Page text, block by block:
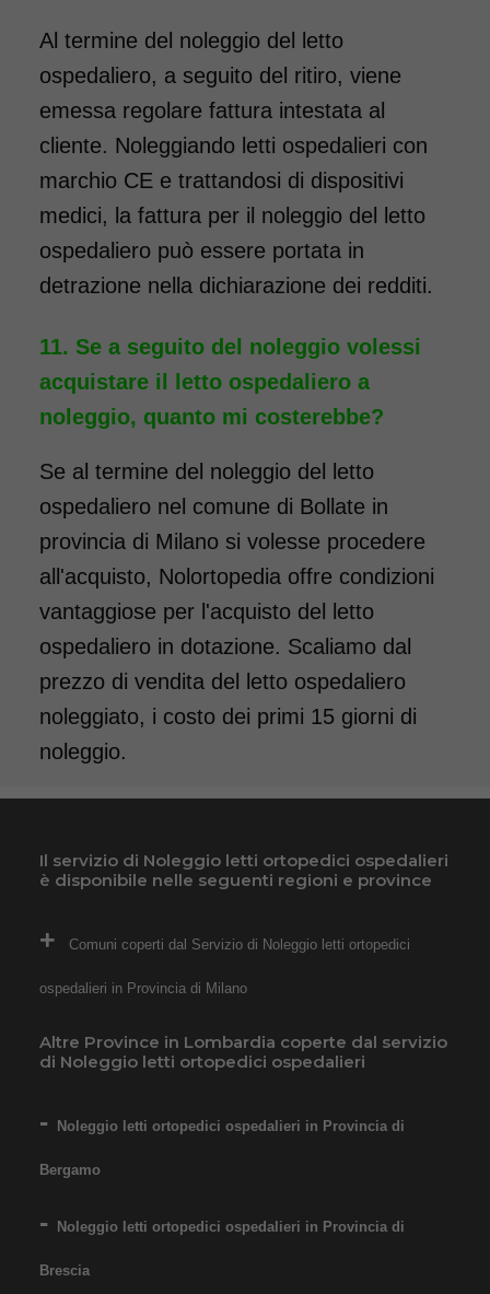
Al termine del noleggio del letto
ospedaliero, a seguito del ritiro, viene
emessa regolare fattura intestata al
cliente. Noleggiando letti ospedalieri con
marchio CE e trattandosi di dispositivi
medici, la fattura per il noleggio del letto
ospedaliero può essere portata in
detrazione nella dichiarazione dei redditi.
Se a seguito del noleggio volessi
acquistare il letto ospedaliero a
noleggio, quanto mi costerebbe?
Se al termine del noleggio del letto
ospedaliero nel comune di Bollate in
provincia di Milano si volesse procedere
all'acquisto, Nolortopedia offre condizioni
vantaggiose per l'acquisto del letto
ospedaliero in dotazione. Scaliamo dal
prezzo di vendita del letto ospedaliero
noleggiato, i costo dei primi 15 giorni di
noleggio.
Il servizio di Noleggio letti ortopedici ospedalieri
è disponibile nelle seguenti regioni e province
Comuni coperti dal Servizio di Noleggio letti ortopedici
ospedalieri in Provincia di Milano
Altre Province in Lombardia coperte dal servizio
di Noleggio letti ortopedici ospedalieri
Noleggio letti ortopedici ospedalieri in Provincia di
Bergamo
Noleggio letti ortopedici ospedalieri in Provincia di
Brescia